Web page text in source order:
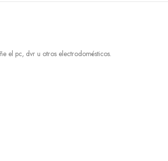
el pc, dvr u otros electrodomésticos.